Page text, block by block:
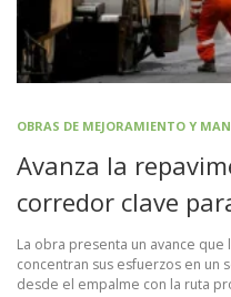
OBRAS DE MEJORAMIENTO Y
Avanza la
corredor clave
La obra presenta un avance
concentran sus esfuerzos en
desde el empalme con la ruta